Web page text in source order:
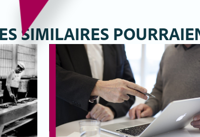
SIMILAIRES